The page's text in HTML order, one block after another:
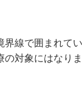
線で囲まれて
対象にはなりま